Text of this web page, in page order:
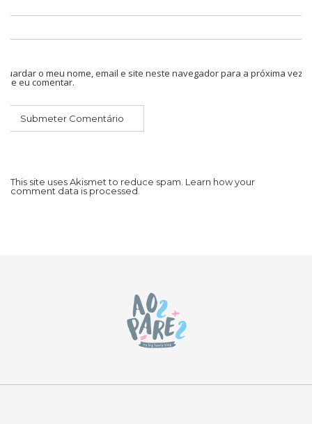
Guardar o meu nome, email e site neste navegador para a próxima vez
que eu comentar.
This site uses Akismet to reduce spam. Learn how your
comment data is processed.